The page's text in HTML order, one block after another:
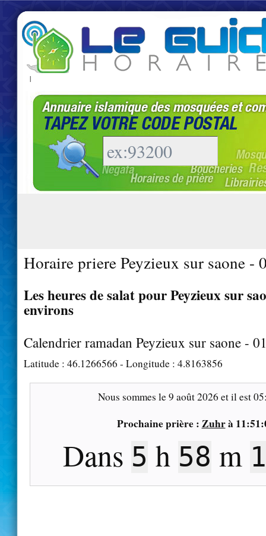
|
Horaire priere Peyzieux sur saone -
Les heures de salat pour Peyzieux sur
environs
Calendrier ramadan Peyzieux sur saone -
Latitude : 46.1266566 - Longitude : 4.8163856
Nous sommes le9 août 2026 et il est
Prochaine prière : Zuhrà
Dans 5 h 58 m